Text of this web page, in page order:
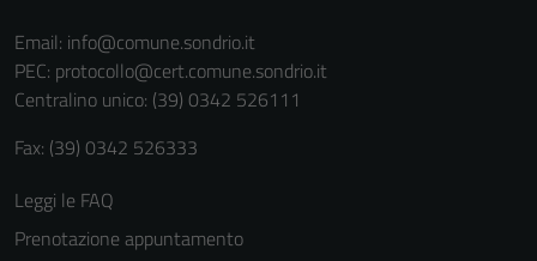
Email: info@comune.sondrio.it
PEC: protocollo@cert.comune.sondrio.it
Centralino unico: (39) 0342 526111
Fax: (39) 0342 526333
Leggi le FAQ
Prenotazione appuntamento